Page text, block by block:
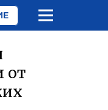
от